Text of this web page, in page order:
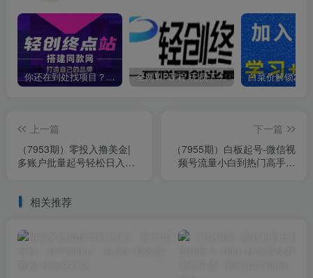
你还在到处找项目？还在当韭菜？我靠卖项目一个月收入5万+，曾经我也是个失败者。 全网VIP课程 无损下载~
上一篇
（7953期）零投入撸美金|
多账户批量起号轻松日入
下一篇
（7955期）白板起号-微信视
频号流量小白到热门高手实
相关推荐